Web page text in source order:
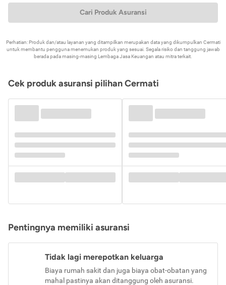
Cari Produk Asuransi
Perhatian: Produk dan/atau layanan yang ditampilkan merupakan data yang dikumpulkan Cermati
untuk membantu pengguna menemukan produk yang sesuai. Segala risiko dan tanggung jawab
berada pada masing-masing Lembaga Jasa Keuangan atau mitra terkait.
Cek produk asuransi pilihan Cermati
Pentingnya memiliki asuransi
Tidak lagi merepotkan keluarga
Biaya rumah sakit dan juga biaya obat-obatan yang
mahal pastinya akan ditanggung oleh asuransi.